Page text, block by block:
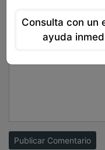
Publicar Comentario
Consulta con un
ayuda